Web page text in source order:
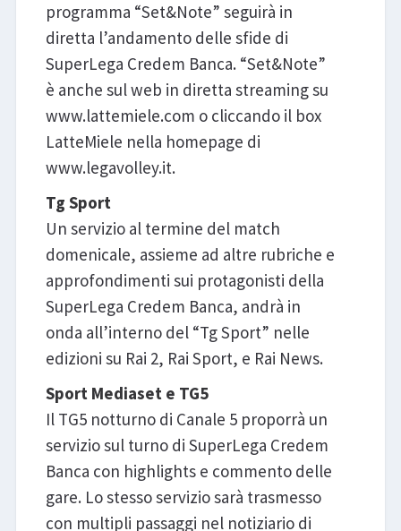
programma “Set&Note” seguirà in
diretta l’andamento delle sfide di
SuperLega Credem Banca. “Set&Note”
è anche sul web in diretta streaming su
www.lattemiele.com o cliccando il box
LatteMiele nella homepage di
www.legavolley.it.
Tg Sport
Un servizio al termine del match
domenicale, assieme ad altre rubriche e
approfondimenti sui protagonisti della
SuperLega Credem Banca, andrà in
onda all’interno del “Tg Sport” nelle
edizioni su Rai 2, Rai Sport, e Rai News.
Sport Mediaset e TG5
Il TG5 notturno di Canale 5 proporrà un
servizio sul turno di SuperLega Credem
Banca con highlights e commento delle
gare. Lo stesso servizio sarà trasmesso
con multipli passaggi nel notiziario di